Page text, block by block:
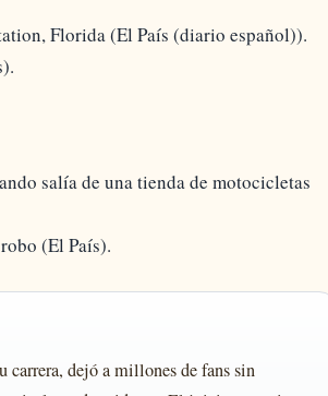
Florida (El País (diario español)).
salía de una tienda de motocicletas
(El País).
carrera, dejó a millones de fans sin